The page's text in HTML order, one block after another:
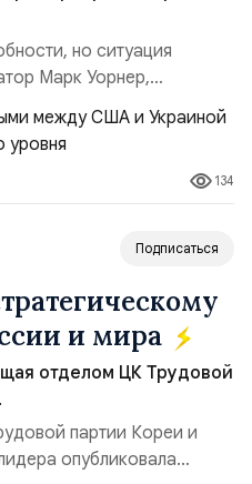
но ситуация
Марк Уорнер,
по разведке,
Украиной беспилотников и
ей наносить
и укрепило её
стороны США стало
134
Подписаться
и мира
отделом ЦК Трудовой
партии Кореи и
опубликовала
возможность
на нашу газету
индекс ПП711.
портал, созданный